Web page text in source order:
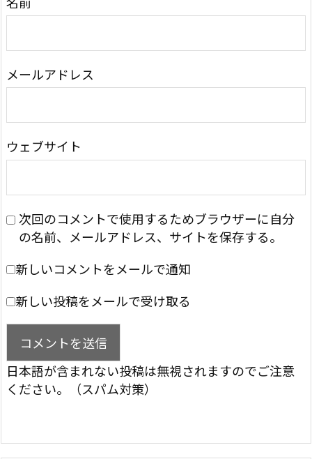
メールアドレス
ウェブサイト
次回のコメントで使用するためブラウザーに自分
の名前、メールアドレス、サイトを保存する。
新しいコメントをメールで通知
新しい投稿をメールで受け取る
日本語が含まれない投稿は無視されますのでご注意
ください。（スパム対策）